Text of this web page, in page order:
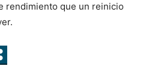
rendimiento que un reinicio